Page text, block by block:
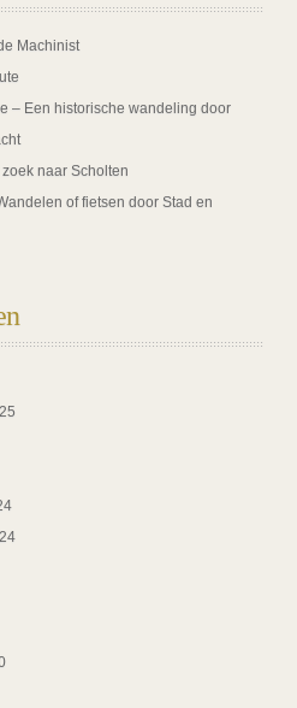
Machinist
– Een historische wandeling door
naar Scholten
of fietsen door Stad en